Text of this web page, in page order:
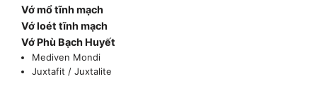
Vớ mổ tĩnh mạch
Vớ loét tĩnh mạch
Vớ Phù Bạch Huyết
Mediven Mondi
Juxtafit / Juxtalite